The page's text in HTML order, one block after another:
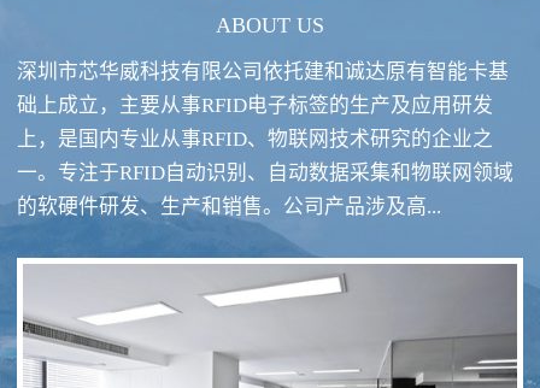
RFID酒类防伪系统方案 RFID智慧食堂系统
ABOUT US
深圳市芯华威科技有限公司依托建和诚达原有智能卡基
础上成立，主要从事RFID电子标签的生产及应用研发
上，是国内专业从事RFID、物联网技术研究的企业之
一。专注于RFID自动识别、自动数据采集和物联网领域
的软硬件研发、生产和销售。公司产品涉及高...